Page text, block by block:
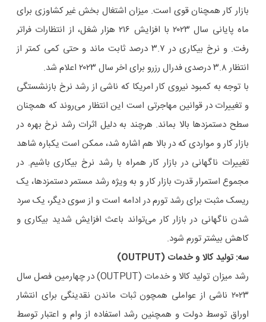
بازار کار همچنان قوی است. میزان اشتغال بخش غیر کشاوزی برای
ماه پایانی سال ۲۰۲۳ با افزایش ۲۱۶ هزار شغل، از انتظارات فراتر
رفت. و نرخ بیکاری در ۳.۷ درصد ثابت ماند و حتی کمی کمتر از
انتظار ۳.۸ درصدی فدرال رزرو برای اخر سال ۲۰۲۳ اعلام شد.
با توجه به کمبود نیروی کار امریکا که ناشی از رشد نرخ بازنشستگی
و تغییرات در قوانین مهاجرتی است این انتظار می‌روند که همچنان
سطح دستمزدها بالا بماند. هرچند به دلیل اثرات رشد نرخ بهره در
بازار کار و مواردی که در بالا هم اشاره شد، ممکن است یکباره شاهد
تغییرات ناگهانی در بازار کار همراه با رشد نرخ بیکاری باشیم. در
مجموع استمرار قدرت بازار کار و به ویژه رشد مستمر دستمزدها، یک
ریسک مثبت برای رشد تورم در ادامه است و از سوی دیگر، یک سرد
شدن ناگهانی در بازار کار می‌تواند باعث افزایش شدید بیکاری و
کاهش بیشتر تورم شود.
سه: تولید کالا و خدمات (OUTPUT
)
رشد میزان تولید کالا و خدمات (OUTPUT) در چهارمین فصل سال
۲۰۲۳ ناشی از عواملی همچون ثبات ماندن نقدینگی برای انتشار
اوراق توسط دولت و همچنین رشد استفاده از وام و اعتبار توسط